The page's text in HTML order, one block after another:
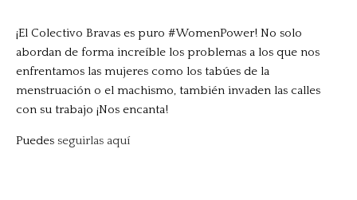
¡El Colectivo Bravas es puro #WomenPower! No solo
abordan de forma increíble los problemas a los que nos
enfrentamos las mujeres como los tabúes de la
menstruación o el machismo, también invaden las calles
con su trabajo ¡Nos encanta!
Puedes seguirlas aquí